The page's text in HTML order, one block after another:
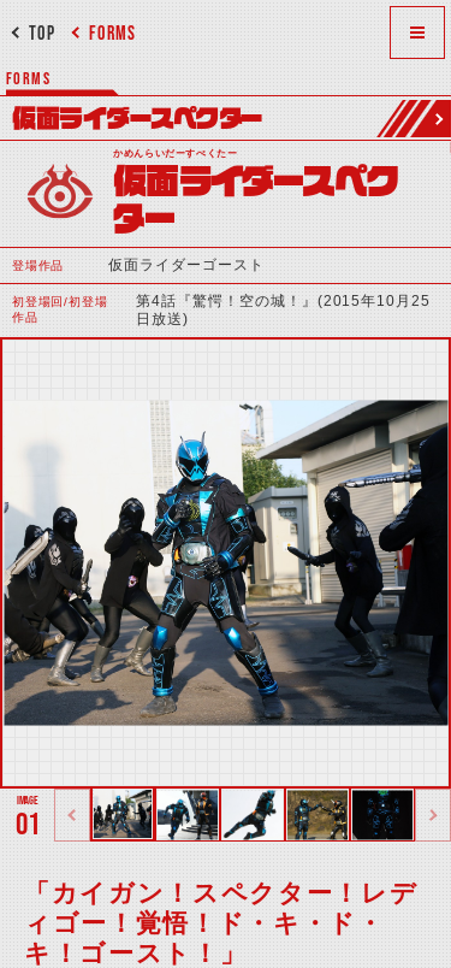
FORMS
TOP
FORMS
仮面ライダースペクター
かめんらいだーすぺくたー
仮面ライダースペク
ター
登場作品 仮面ライダーゴースト
初登場回/初登場
作品
第4話『驚愕！空の城！』(2015年10月25
日放送)
01
「カイガン！スペクター！レデ
ィゴー！覚悟！ド・キ・ド・
キ！ゴースト！」